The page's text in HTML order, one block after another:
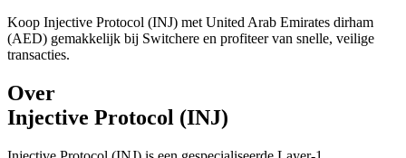
Koop Injective Protocol (INJ) met United Arab Emirates dirham
(AED) gemakkelijk bij Switchere en profiteer van snelle, veilige
transacties.
Over
Injective Protocol (INJ)